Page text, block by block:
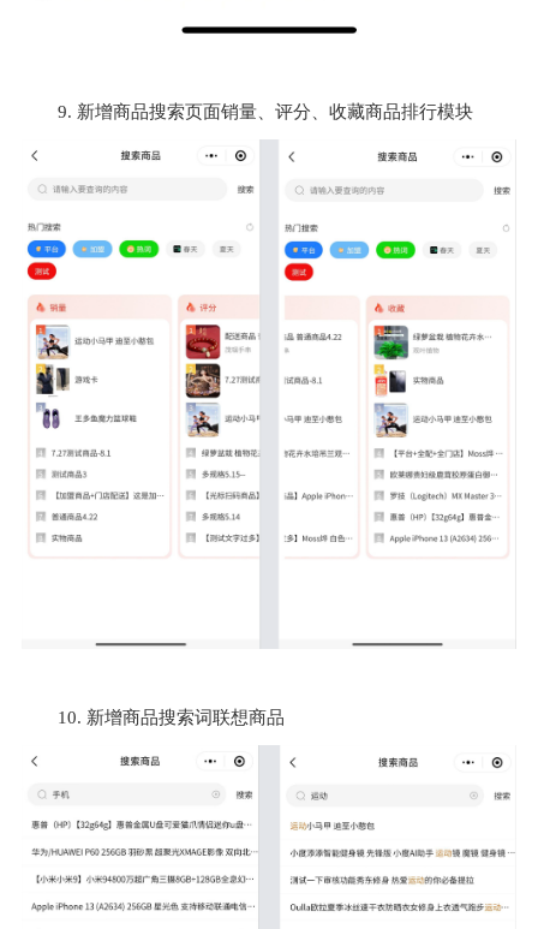
9. 新增商品搜索页面销量、评分、收藏商品排行模块
10. 新增商品搜索词联想商品